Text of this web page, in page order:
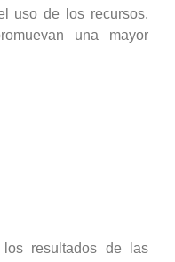
uso de los recursos,
una mayor
los resultados de las